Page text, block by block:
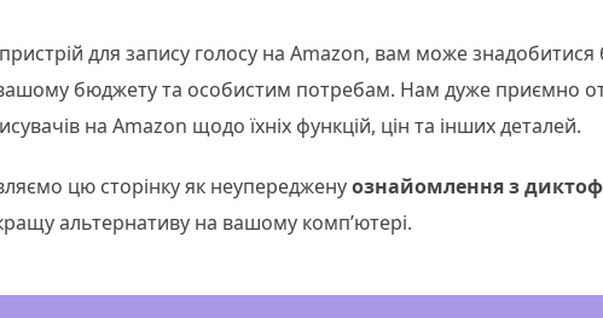
для запису голосу на Amazon, вам може знадобитися
бюджету та особистим потребам. Нам дуже приємно
на Amazon щодо їхніх функцій, цін та інших деталей.
цю сторінку як неупередженуознайомлення з
альтернативу на вашому комп’ютері.